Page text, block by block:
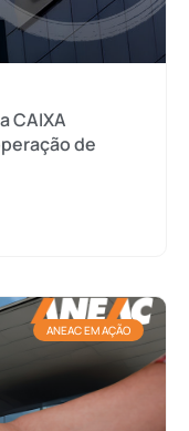
CAIXA
de
ANEAC EM AÇÃO